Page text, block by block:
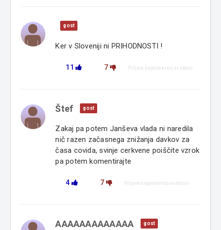
gost
Ker v Sloveniji ni PRIHODNOSTI !
11 7 Prijavi neprimerno vsebino
Štef gost
Zakaj pa potem Janševa vlada ni naredila
nič razen začasnega znižanja davkov za
časa covida, svinje cerkvene poiščite vzrok
pa potem komentirajte
4 7 Prijavi neprimerno vsebino
AAAAAAAAAAAAA gost